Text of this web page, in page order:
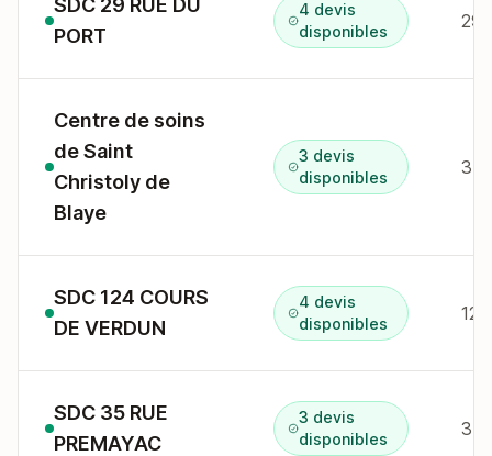
SDC 29 RUE DU
PORT
4 devis
disponibles
29
Centre de soins
de Saint
Christoly de
Blaye
3 devis
disponibles
SDC 124 COURS
DE VERDUN
4 devis
disponibles
SDC 35 RUE
PREMAYAC
3 devis
disponibles
35